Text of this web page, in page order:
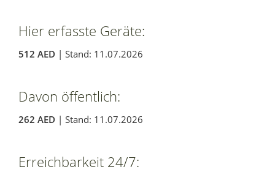
Hier erfasste Geräte:
512 AED | Stand: 11.07.2026
Davon öffentlich:
262 AED | Stand: 11.07.2026
Erreichbarkeit 24/7: